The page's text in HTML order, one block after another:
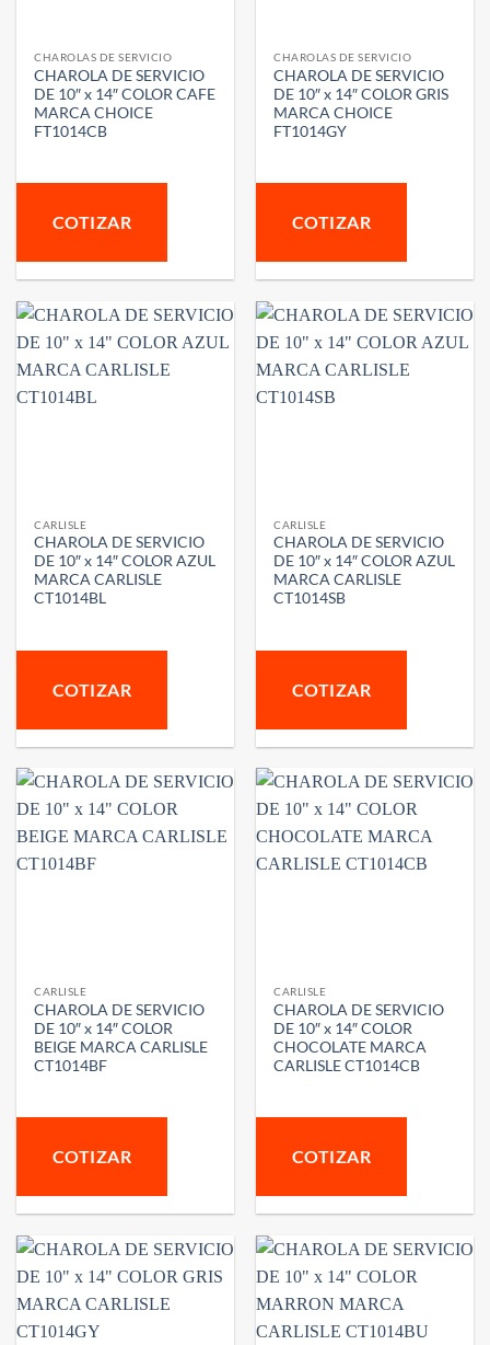
CHAROLAS DE SERVICIO
CHAROLA DE SERVICIO
DE 10″ x 14″ COLOR CAFE
MARCA CHOICE
FT1014CB
COTIZAR
CHAROLAS DE SERVICIO
CHAROLA DE SERVICIO
DE 10″ x 14″ COLOR GRIS
MARCA CHOICE
FT1014GY
COTIZAR
CARLISLE
CHAROLA DE SERVICIO
DE 10″ x 14″ COLOR AZUL
MARCA CARLISLE
CT1014BL
COTIZAR
CARLISLE
CHAROLA DE SERVICIO
DE 10″ x 14″ COLOR AZUL
MARCA CARLISLE
CT1014SB
COTIZAR
CARLISLE
CHAROLA DE SERVICIO
DE 10″ x 14″ COLOR
BEIGE MARCA CARLISLE
CT1014BF
COTIZAR
CARLISLE
CHAROLA DE SERVICIO
DE 10″ x 14″ COLOR
CHOCOLATE MARCA
CARLISLE CT1014CB
COTIZAR